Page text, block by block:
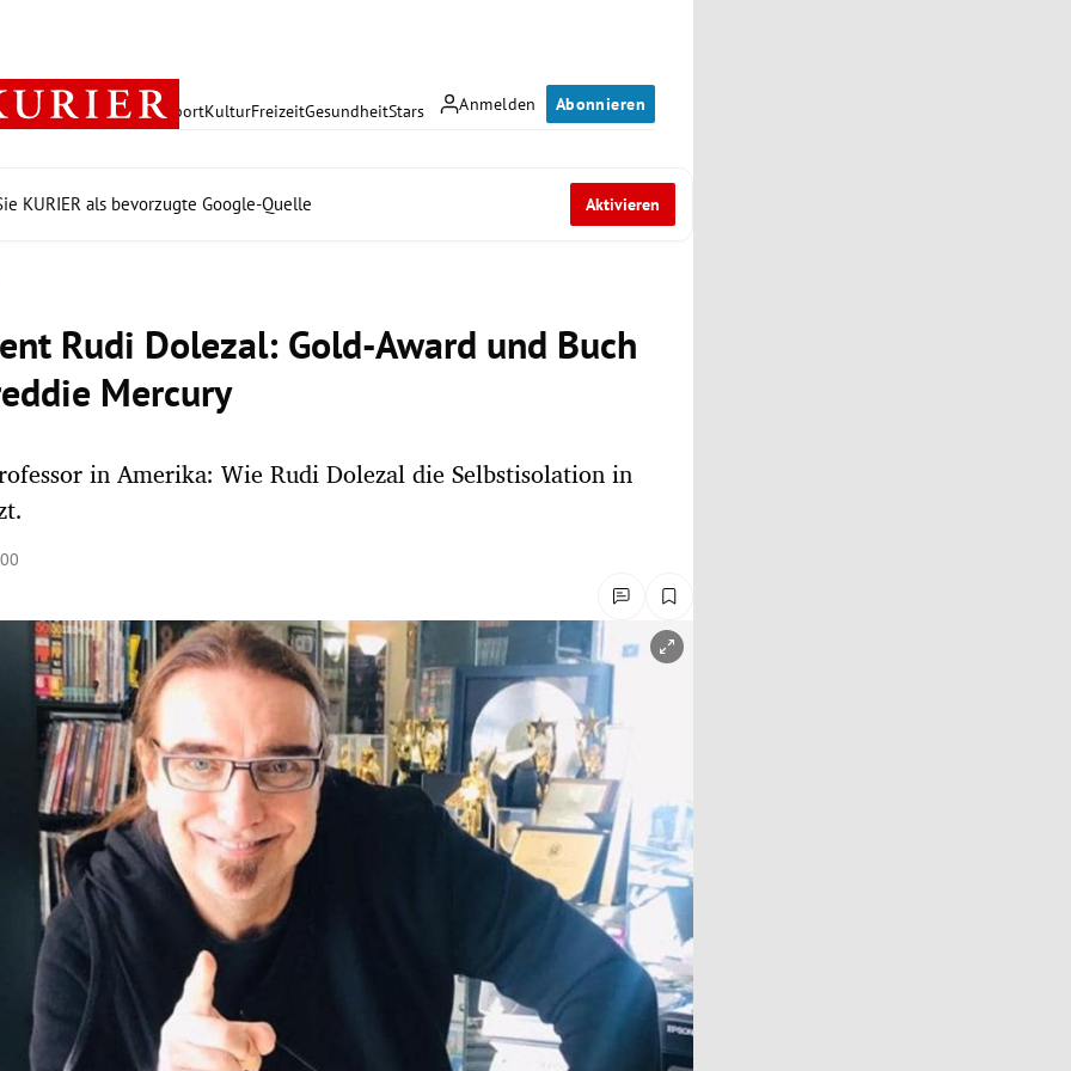
Anmelden Abonnieren
PolitikWirtschaft SportKulturFreizeitGesundheitStars
KURIER als bevorzugte Google-Quelle Aktivieren
Rudi Dolezal: Gold-Award und Buch
Mercury
in Amerika: Wie Rudi Dolezal die Selbstisolation in
öffnen/schließen